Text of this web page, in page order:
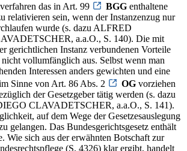
das in Art. 99
BGG enthaltene
relativieren sein, wenn der Instanzenzug nur
wurde (s. dazu ALFRED
a.a.O., S. 140). Die mit
gerichtlichen Instanz verbundenen Vorteile
vollumfänglich aus. Selbst wenn man
Interessen anders gewichten und eine
Sinne von Art. 86 Abs. 2
OG vorziehen
der Gesetzgeber tätig werden (s. dazu
CLAVADETSCHER, a.a.O., S. 141).
auf dem Wege der Gesetzesauslegung
gelangen. Das Bundesgerichtsgesetz enthält
Wie sich aus der erwähnten Botschaft zur
(S. 4326) klar ergibt, handelt